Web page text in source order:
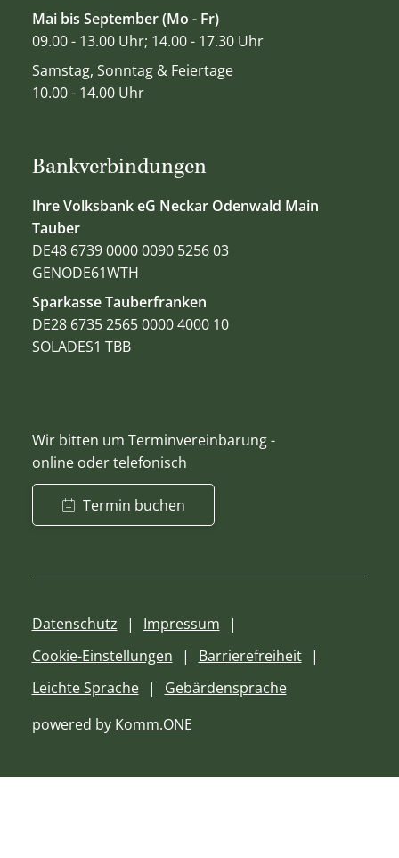
Bankverbindungen
Ihre Volksbank eG Neckar Odenwald Main
Tauber
DE48 6739 0000 0090 5256 03
GENODE61WTH
Sparkasse Tauberfranken
DE28 6735 2565 0000 4000 10
SOLADES1 TBB
Wir bitten um Terminvereinbarung -
online oder telefonisch
Termin buchen
Mai bis September (Mo - Fr)
09.00 - 13.00 Uhr; 14.00 - 17.30 Uhr
Samstag, Sonntag & Feiertage
10.00 - 14.00 Uhr
Datenschutz
Impressum
Cookie-Einstellungen
Barrierefreiheit
Leichte Sprache
Gebärdensprache
powered by Komm.ONE